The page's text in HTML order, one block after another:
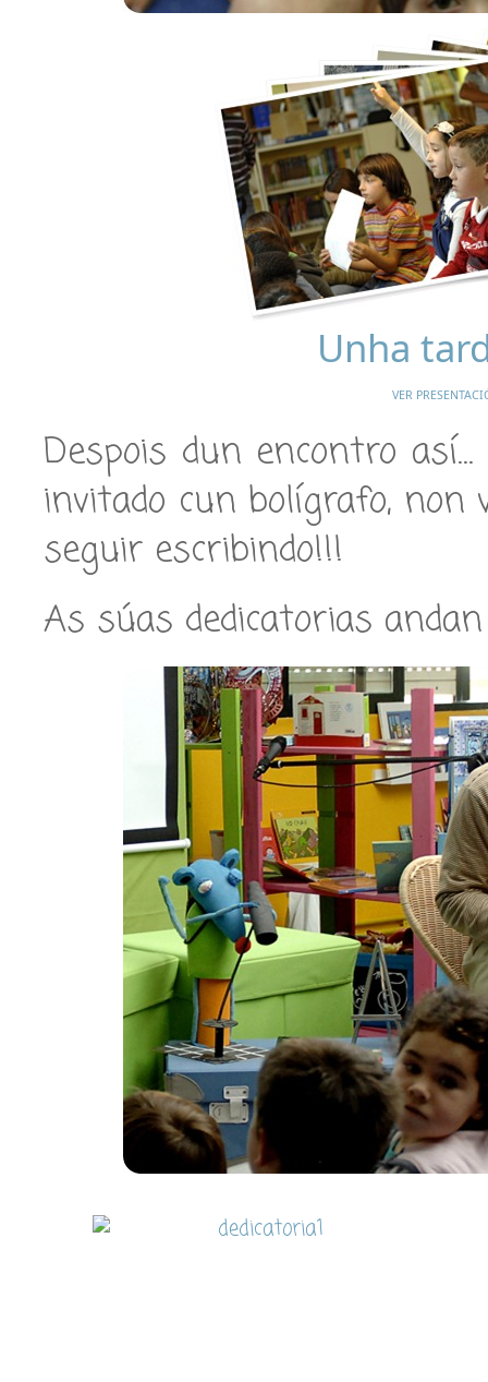
Unha
VER
Despois dun encontro
invitado cun bolígrafo,
seguir escribindo!!!
As súas dedicatorias